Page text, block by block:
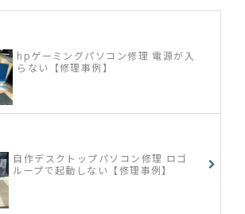
hpゲーミングパソコン修理 電源が入
らない【修理事例】
自作デスクトップパソコン修理 ロゴ
ループで起動しない【修理事例】